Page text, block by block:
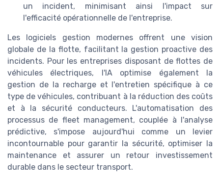
un incident, minimisant ainsi l'impact sur
l'efficacité opérationnelle de l'entreprise.
Les logiciels gestion modernes offrent une vision
globale de la flotte, facilitant la gestion proactive des
incidents. Pour les entreprises disposant de flottes de
véhicules électriques, l'IA optimise également la
gestion de la recharge et l'entretien spécifique à ce
type de véhicules, contribuant à la réduction des coûts
et à la sécurité conducteurs. L'automatisation des
processus de fleet management, couplée à l'analyse
prédictive, s'impose aujourd'hui comme un levier
incontournable pour garantir la sécurité, optimiser la
maintenance et assurer un retour investissement
durable dans le secteur transport.